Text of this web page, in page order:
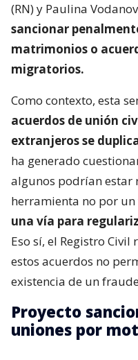
(RN) y Paulina
sancionar
matrimonios o
migratorios.
Como contexto, esta
acuerdos de unión
extranjeros se
ha generado
algunos podrían estar
herramienta no por
una vía para
Eso sí, el Registro
estos acuerdos no
existencia de un
Proyecto
uniones por